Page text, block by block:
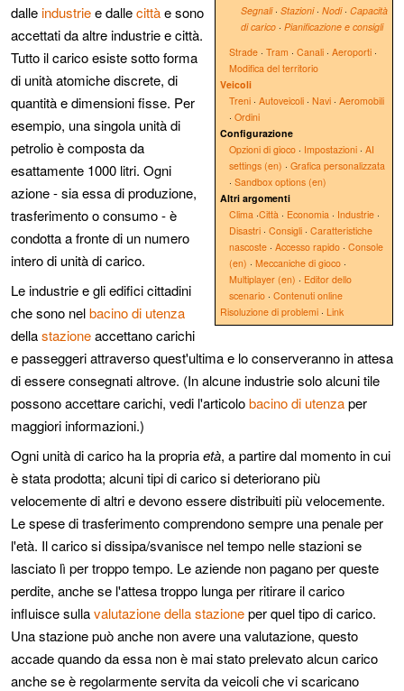
Segnali· Stazioni· Nodi· Capacità
di carico · Pianificazione e consigli
Strade · Tram · Canali · Aeroporti ·
Modifica del territorio
Veicoli
Treni · Autoveicoli · Navi · Aeromobili
· Ordini
Configurazione
Opzioni di gioco · Impostazioni · AI
settings (en) · Grafica personalizzata
· Sandbox options (en)
Altri argomenti
Clima ·Città · Economia · Industrie ·
Disastri · Consigli · Caratteristiche
nascoste · Accesso rapido · Console
(en) · Meccaniche di gioco ·
Multiplayer (en) · Editor dello
scenario · Contenuti online
Risoluzione di problemi · Link
dalleindustriee dallecittàe sono
accettati da altre industrie e città.
Tutto il carico esiste sotto forma
di unità atomiche discrete, di
quantità e dimensioni fisse. Per
esempio, una singola unità di
petrolio è composta da
esattamente 1000 litri. Ogni
azione - sia essa di produzione,
trasferimento o consumo - è
condotta a fronte di un numero
intero di unità di carico.
Le industrie e gli edifici cittadini
che sono nelbacino di utenza
dellastazioneaccettano carichi
e passeggeri attraverso quest'ultima e lo conserveranno in attesa
di essere consegnati altrove. (In alcune industrie solo alcuni tile
possono accettare carichi, vedi l'articolobacino di utenzaper
maggiori informazioni.)
Ogni unità di carico ha la propriaetà, a partire dal momento in cui
è stata prodotta; alcuni tipi di carico si deteriorano più
velocemente di altri e devono essere distribuiti più velocemente.
Le spese di trasferimento comprendono sempre una penale per
l'età. Il carico si dissipa/svanisce nel tempo nelle stazioni se
lasciato lì per troppo tempo. Le aziende non pagano per queste
perdite, anche se l'attesa troppo lunga per ritirare il carico
influisce sullavalutazione della stazioneper quel tipo di carico.
Una stazione può anche non avere una valutazione, questo
accade quando da essa non è mai stato prelevato alcun carico
anche se è regolarmente servita da veicoli che vi scaricano